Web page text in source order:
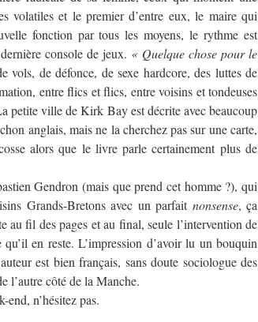
volatiles et le premier d’entre eux, le maire qui
fonction par tous les moyens, le rythme est
console de jeux. « Quelque chose pour le
vols, de défonce, de sexe hardcore, des luttes de
entre flics et flics, entre voisins et tondeuses
petite ville de Kirk Bay est décrite avec beaucoup
anglais, mais ne la cherchez pas sur une carte,
alors que le livre parle certainement plus de
Gendron (mais que prend cet homme ?), qui
Grands-Bretons avec un parfait nonsense, ça
au fil des pages et au final, seule l’intervention de
en reste. L’impression d’avoir lu un bouquin
est bien français, sans doute sociologue des
l’autre côté de la Manche.
n’hésitez pas.